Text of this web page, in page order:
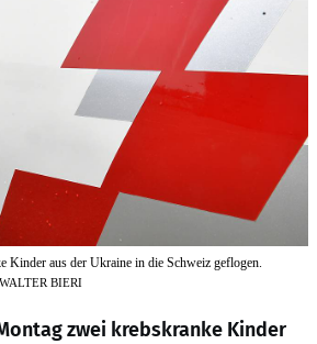
Kinder aus der Ukraine in die Schweiz geflogen.
BIERI
zwei krebskranke Kinder